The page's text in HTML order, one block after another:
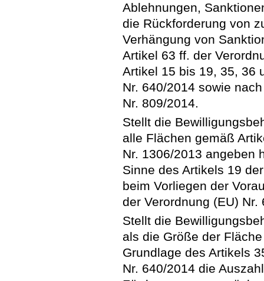
Ablehnungen,
die Rückforderung von
Verhängung von
Artikel 63 ff. der
Artikel 15 bis 19, 35, 36
Nr. 640/2014 sowie
Nr. 809/2014.
Stellt die
alle Flächen gemäß
Nr. 1306/2013 angeben
Sinne des Artikels 19
beim Vorliegen der
der Verordnung (EU)
Stellt die
als die Größe der
Grundlage des Artikels
Nr. 640/2014 die